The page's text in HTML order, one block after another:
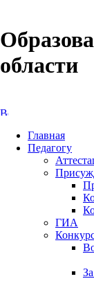
области
Главная
Педагогу
ГИА